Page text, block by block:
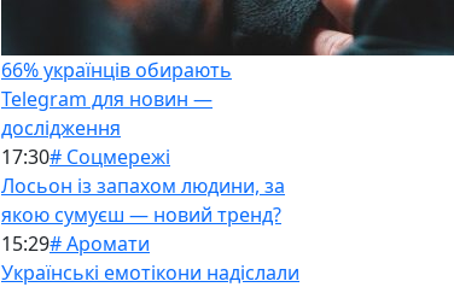
66% українців обирають
Telegram для новин —
дослідження
17:30# Соцмережі
Лосьон із запахом людини, за
якою сумуєш — новий тренд?
15:29# Аромати
Українські емотікони надіслали